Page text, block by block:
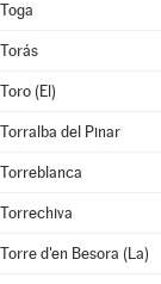
Toga
Torás
Toro (El)
Torralba del Pinar
Torreblanca
Torrechiva
Torre d'en Besora (La)